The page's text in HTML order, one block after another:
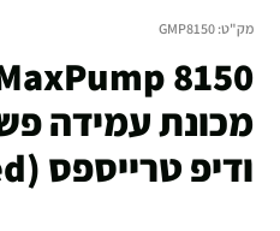
מק"ט: GMP8150
מכונת עמידה
ודיפ טרייספס (Plate Loaded)